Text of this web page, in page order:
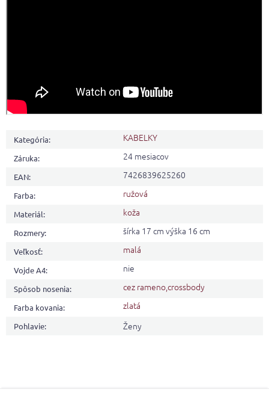
Kategória: KABELKY
Záruka: 24 mesiacov
EAN: 7426839625260
Farba: ružová
Materiál: koža
Rozmery: šírka 17 cm výška 16 cm
Veľkosť: malá
Vojde A4: nie
Spôsob nosenia: cez rameno,crossbody
Farba kovania: zlatá
Pohlavie: Ženy